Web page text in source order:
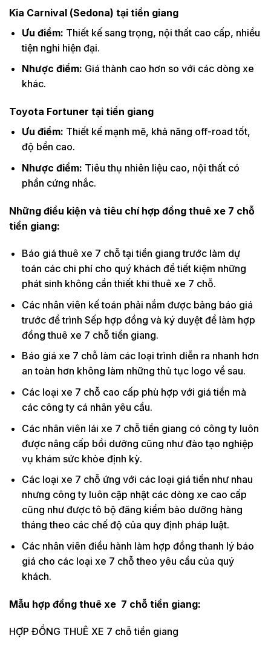
Kia Carnival (Sedona) tại tiền giang
Ưu điểm: Thiết kế sang trọng, nội thất cao cấp, nhiều
tiện nghi hiện đại.
Nhược điểm: Giá thành cao hơn so với các dòng xe
khác.
Toyota Fortuner tại tiền giang
Ưu điểm: Thiết kế mạnh mẽ, khả năng off-road tốt,
độ bền cao.
Nhược điểm: Tiêu thụ nhiên liệu cao, nội thất có
phần cứng nhắc.
Những điều kiện và tiêu chí hợp đồng thuê xe 7 chỗ
tiền giang:
Báo giá thuê xe 7 chỗ tại tiền giang trước làm dự
toán các chi phí cho quý khách để tiết kiệm những
phát sinh không cần thiết khi thuê xe 7 chỗ.
Các nhân viên kế toán phải nắm được bảng báo giá
trước để trình Sếp hợp đồng và ký duyệt để làm hợp
đồng thuê xe 7 chỗ tiền giang.
Báo giá xe 7 chỗ làm các loại trình diễn ra nhanh hơn
an toàn hơn không làm những thủ tục logo về sau.
Các loại xe 7 chỗ cao cấp phù hợp với giá tiền mà
các công ty cá nhân yêu cầu.
Các nhân viên lái xe 7 chỗ tiền giang có công ty luôn
được nâng cấp bồi dưỡng cũng như đào tạo nghiệp
vụ khám sức khỏe định kỳ.
Các loại xe 7 chỗ ứng với các loại giá tiền như nhau
nhưng công ty luôn cập nhật các dòng xe cao cấp
cũng như được tô bộ đăng kiểm bảo dưỡng hàng
tháng theo các chế độ của quy định pháp luật.
Các nhân viên điều hành làm hợp đồng thanh lý báo
giá cho các loại xe 7 chỗ theo yêu cầu của quý
khách.
Mẫu hợp đồng thuê xe 7 chỗ tiền giang:
HỢP ĐỒNG THUÊ XE 7 chỗ tiền giang